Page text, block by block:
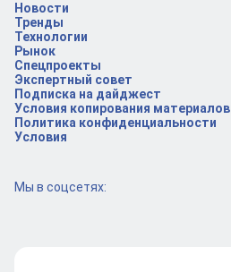
Новости
Тренды
Технологии
Рынок
Спецпроекты
Экспертный совет
Подписка на дайджест
Условия копирования материалов
Политика конфиденциальности
Условия
Мы в соцсетях: